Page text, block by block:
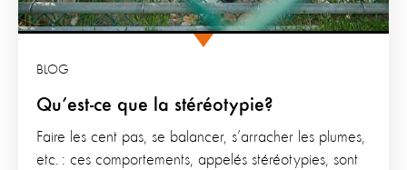
Qu’est-ce que la stéréotypie?
BLOG
Faire les cent pas, se balancer, s’arracher les plumes,
etc. : ces comportements, appelés stéréotypies, sont